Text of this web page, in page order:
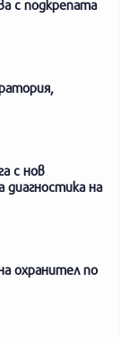
с подкрепата
с нов
диагностика на
охранител по